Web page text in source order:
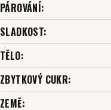
PÁROVÁNÍ:
SLADKOST:
TĚLO:
ZBYTKOVÝ CUKR:
ZEMĚ: